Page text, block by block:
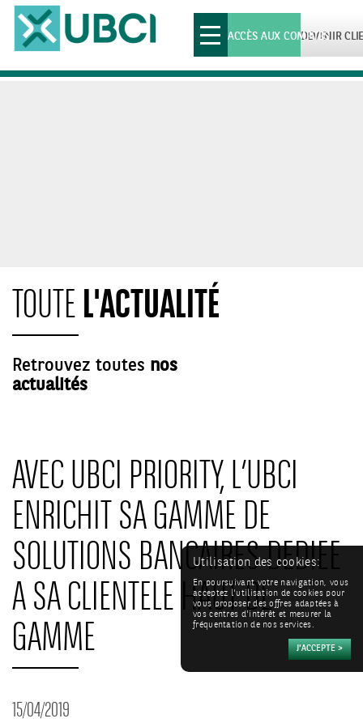
Toggle
navigationDEVENIR
ACCÈS AUX COMPTES
TOUTEL'ACTUALITÉ
Retrouvez toutes nos
actualités
AVEC UBCI PRIORITY, L’UBCI
ENRICHIT SA GAMME DE
SOLUTIONS BANCAIRES DEDIEE
A SA CLIENTELE HAUT DE
GAMME
15/04/2019
Utilisation des cookies:
En poursuivant votre navigation, vous
acceptez l'utilisation de cookies pour
vous proposer des offres adaptées à
vos centres d'intérêt et mesurer la
fréquentation de nos services.